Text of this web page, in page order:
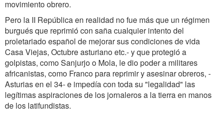
movimiento obrero.
Pero la II República en realidad no fue más que un régimen
burgués que reprimió con saña cualquier intento del
proletariado español de mejorar sus condiciones de vida
Casa Viejas, Octubre asturiano etc.- y que protegió a
golpistas, como Sanjurjo o Mola, le dio poder a militares
africanistas, como Franco para reprimir y asesinar obreros, -
Asturias en el 34- e impedía con toda su "legalidad" las
legítimas aspiraciones de los jornaleros a la tierra en manos
de los latifundistas.